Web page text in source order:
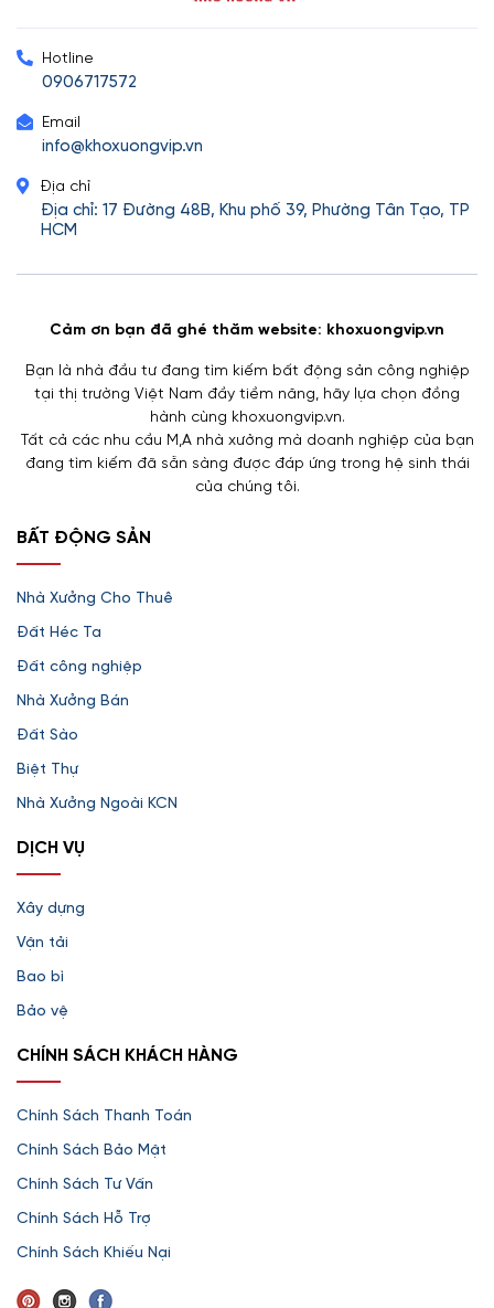
Hotline
0906717572
Email
info@khoxuongvip.vn
Địa chỉ
Địa chỉ: 17 Đường 48B, Khu phố 39, Phường Tân Tạo, TP
HCM
Cảm ơn bạn đã ghé thăm website: khoxuongvip.vn
Bạn là nhà đầu tư đang tìm kiếm bất động sản công nghiệp
tại thị trường Việt Nam đầy tiềm năng, hãy lựa chọn đồng
hành cùng khoxuongvip.vn.
Tất cả các nhu cầu M,A nhà xưởng mà doanh nghiệp của bạn
đang tìm kiếm đã sẵn sàng được đáp ứng trong hệ sinh thái
của chúng tôi.
BẤT ĐỘNG SẢN
Nhà Xưởng Cho Thuê
Đất Héc Ta
Đất công nghiệp
Nhà Xưởng Bán
Đất Sào
Biệt Thự
Nhà Xưởng Ngoài KCN
DỊCH VỤ
Xây dựng
Vận tải
Bao bì
Bảo vệ
CHÍNH SÁCH KHÁCH HÀNG
Chính Sách Thanh Toán
Chính Sách Bảo Mật
Chính Sách Tư Vấn
Chính Sách Hỗ Trợ
Chính Sách Khiếu Nại